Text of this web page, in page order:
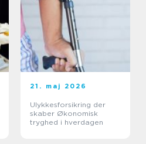
21. maj 2026
Ulykkesforsikring der
skaber Økonomisk
tryghed i hverdagen